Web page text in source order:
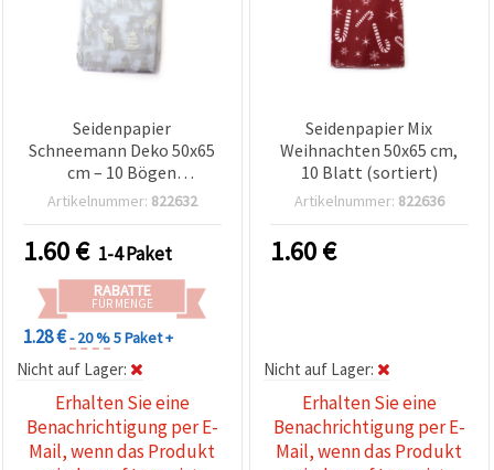
Seidenpapier
Schneemann Deko 50x65
cm – 10 Bögen
Bastelpapier assortiert
Artikelnummer: 822632
1.60€ 1-4 Paket
RABATTE
FÜR MENGE
1.28 €- 20 %5 Paket +
Nicht auf Lager:
Erhalten Sie eine
Benachrichtigung per E-
Mail, wenn das Produkt
Seidenpapier Mix
Weihnachten 50x65 cm,
10 Blatt (sortiert)
Artikelnummer: 822636
1.60€
Nicht auf Lager:
Erhalten Sie eine
Benachrichtigung per E-
Mail, wenn das Produkt